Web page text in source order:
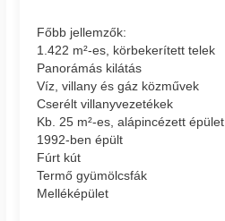
Főbb jellemzők:
1.422 m²-es, körbekerített telek
Panorámás kilátás
Víz, villany és gáz közművek
Cserélt villanyvezetékek
Kb. 25 m²-es, alápincézett épület
1992-ben épült
Fúrt kút
Termő gyümölcsfák
Melléképület